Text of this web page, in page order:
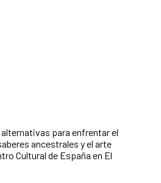
para enfrentar el
ancestrales y el arte
Cultural de España en El